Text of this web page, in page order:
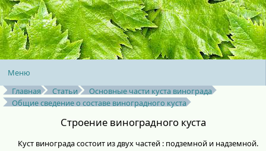
Меню
Главная
Статьи
Основные части куста винограда
Общие сведение о составе виноградного куста
Cтроение виноградного куста
Куст винограда состоит из двух частей : подземной и надземной.